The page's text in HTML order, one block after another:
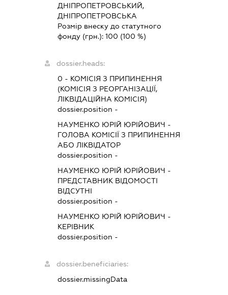
ДНІПРОПЕТРОВСЬКИЙ,
ДНІПРОПЕТРОВСЬКА
Розмір внеску до статутного
фонду (грн.): 100 (100 %)
dossier.heads:
0 - КОМІСІЯ З ПРИПИНЕННЯ
(КОМІСІЯ З РЕОРГАНІЗАЦІЇ,
ЛІКВІДАЦІЙНА КОМІСІЯ)
dossier.position -
НАУМЕНКО ЮРІЙ ЮРІЙОВИЧ -
ГОЛОВА КОМІСІЇ З ПРИПИНЕННЯ
АБО ЛІКВІДАТОР
dossier.position -
НАУМЕНКО ЮРІЙ ЮРІЙОВИЧ -
ПРЕДСТАВНИК ВІДОМОСТІ
ВІДСУТНІ
dossier.position -
НАУМЕНКО ЮРІЙ ЮРІЙОВИЧ -
КЕРІВНИК
dossier.position -
dossier.beneficiaries:
dossier.missingData